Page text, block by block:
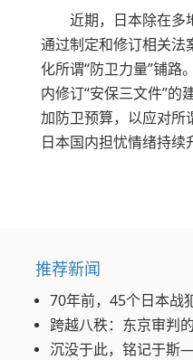
近期，日本除在多
通过制定和修订相关法
化所谓“防卫力量”铺路
内修订“安保三文件”的
加防卫预算，以应对所
日本国内担忧情绪持续
推荐新闻
70年前，45个日本战
跨越八秩：东京审判
沉没于此，铭记于斯